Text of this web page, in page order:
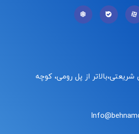
شریعتی،بالاتر از پل رومی، کوچه